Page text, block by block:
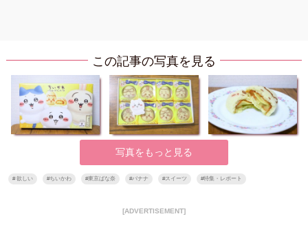
この記事の写真を見る
写真をもっと見る
#欲しい #ちいかわ #東京ばな奈 #バナナ #スイーツ #特集・レポート
[ADVERTISEMENT]